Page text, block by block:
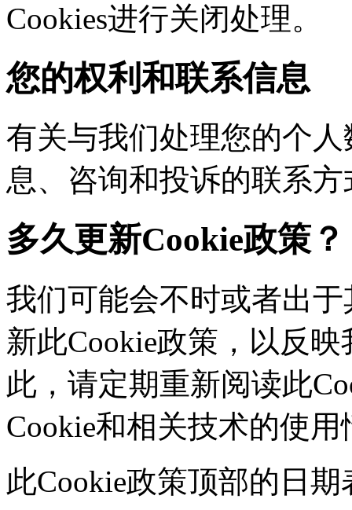
Cookies进行关闭处理。
您的权利和联系信息
有关与我们处理您的个
息、咨询和投诉的联系
多久更新Cookie政策？
我们可能会不时或者出于
新此Cookie政策，以
此，请定期重新阅读此
Cookie和相关技术的使用
此Cookie政策顶部的日